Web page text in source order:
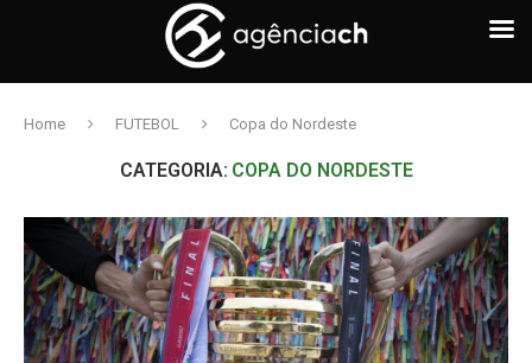
Home FUTEBOL Copa do Nordeste
CATEGORIA: COPA DO NORDESTE